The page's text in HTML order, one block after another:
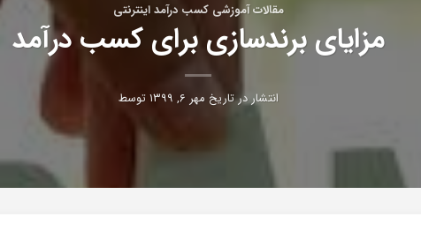
مقالات آموزشی کسب درآمد اینترنتی
مزایای برندسازی برای کسب درآمد
انتشار در تاریخ مهر ۶, ۱۳۹۹ توسط